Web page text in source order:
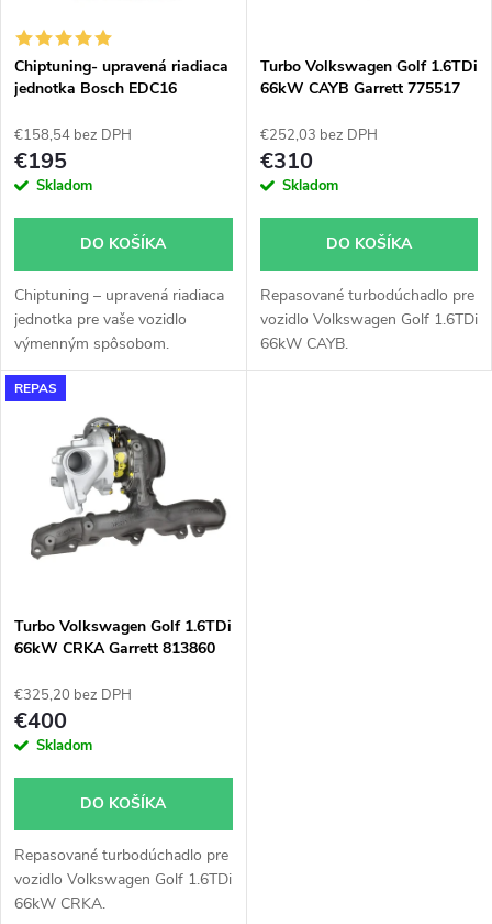
i
e
p
r
d
u
k
o
s
p
r
o
d
u
k
v
Chiptuning- upravená riadiaca
jednotka Bosch EDC16
€158,54 bez DPH
€195
Skladom
DO KOŠÍKA
Chiptuning – upravená riadiaca
jednotka pre vaše vozidlo
výmenným spôsobom.
Turbo Volkswagen Golf 1.6TDi
66kW CAYB Garrett 775517
€252,03 bez DPH
€310
Skladom
DO KOŠÍKA
Repasované turbodúchadlo pre
vozidlo Volkswagen Golf 1.6TDi
66kW CAYB.
REPAS
Turbo Volkswagen Golf 1.6TDi
66kW CRKA Garrett 813860
€325,20 bez DPH
€400
Skladom
DO KOŠÍKA
Repasované turbodúchadlo pre
vozidlo Volkswagen Golf 1.6TDi
66kW CRKA.